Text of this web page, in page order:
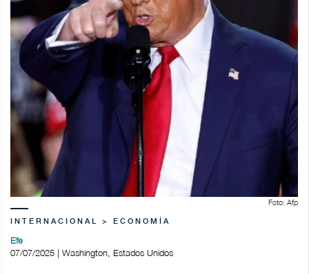
Foto: Afp
INTERNACIONAL > ECONOMÍA
Efe
07/07/2025 | Washington, Estados Unidos